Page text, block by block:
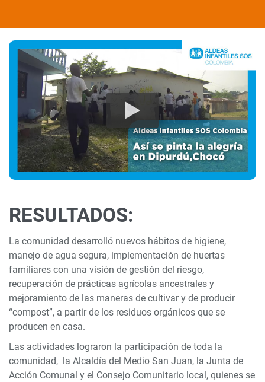
RESULTADOS:
La comunidad desarrolló nuevos hábitos de higiene,
manejo de agua segura, implementación de huertas
familiares con una visión de gestión del riesgo,
recuperación de prácticas agrícolas ancestrales y
mejoramiento de las maneras de cultivar y de producir
“compost”, a partir de los residuos orgánicos que se
producen en casa.
Las actividades lograron la participación de toda la
comunidad, la Alcaldía del Medio San Juan, la Junta de
Acción Comunal y el Consejo Comunitario local, quienes se